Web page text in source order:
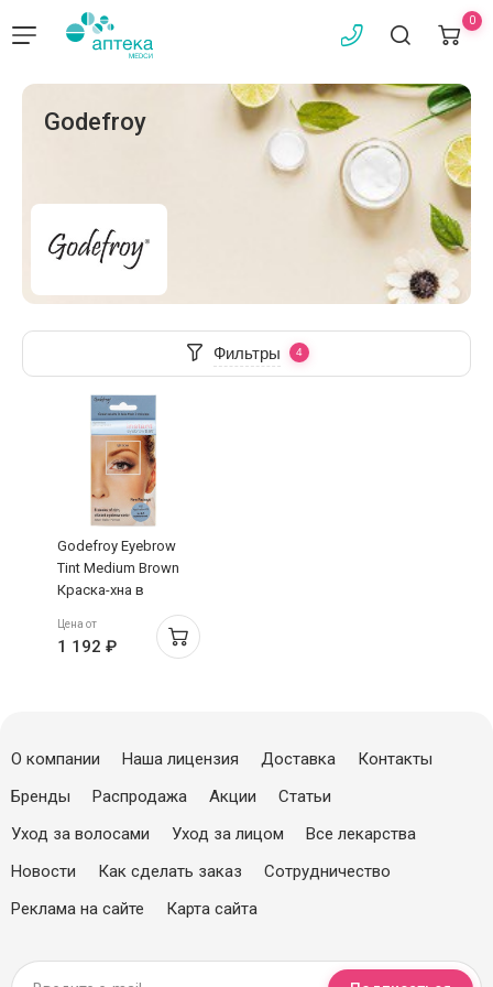
0
Godefroy
Фильтры
Godefroy Eyebrow
Tint Medium Brown
Краска-хна в
капсулах для бровей
4 капсулы светло-
коричневый
Цена от
1 192 ₽
О компании Наша лицензия Доставка
Контакты
Бренды
Распродажа Акции
Статьи
Уход за волосами
Уход за лицом
Все лекарства
Новости
Как сделать заказ
Сотрудничество
Реклама на сайте
Карта сайта